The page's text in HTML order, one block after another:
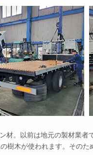
材。以前は地元の製材業者
樹木が使われます。その